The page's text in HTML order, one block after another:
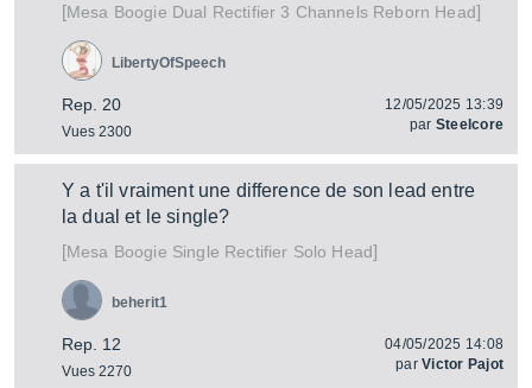
[Mesa Boogie Dual Rectifier 3 Channels Reborn Head]
Rep. 20
Vues 2300
LibertyOfSpeech
12/05/2025 13:39
par Steelcore
Y a t'il vraiment une difference de son lead entre
la dual et le single?
[Mesa Boogie Single Rectifier Solo Head]
Rep. 12
Vues 2270
beherit1
04/05/2025 14:08
parVictor Pajot